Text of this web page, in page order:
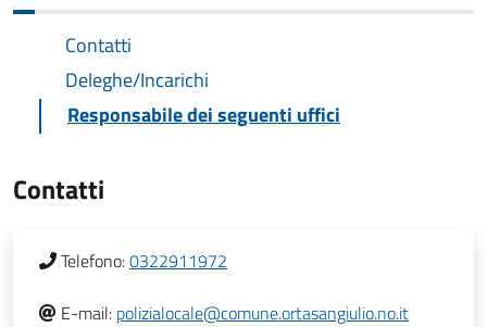
Contatti
Deleghe/Incarichi
Responsabile dei seguenti uffici
Contatti
Telefono:0322911972
E-mail: polizialocale@comune.ortasangiulio.no.it